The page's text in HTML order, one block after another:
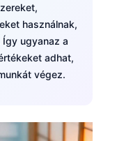
használnak,
ugyanaz a
adhat,
végez.